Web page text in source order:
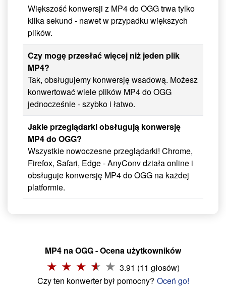
Większość konwersji z MP4 do OGG trwa tylko
kilka sekund - nawet w przypadku większych
plików.
Czy mogę przesłać więcej niż jeden plik
MP4?
Tak, obsługujemy konwersję wsadową. Możesz
konwertować wiele plików MP4 do OGG
jednocześnie - szybko i łatwo.
Jakie przeglądarki obsługują konwersję
MP4 do OGG?
Wszystkie nowoczesne przeglądarki! Chrome,
Firefox, Safari, Edge - AnyConv działa online i
obsługuje konwersję MP4 do OGG na każdej
platformie.
MP4 na OGG - Ocena użytkowników
3.91 (11 głosów)
Czy ten konwerter był pomocny? Oceń go!